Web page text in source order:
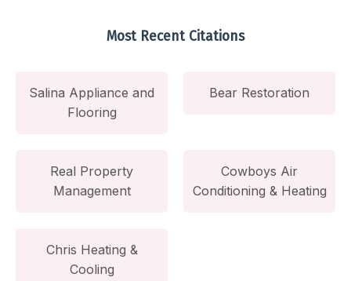
Most Recent Citations
Salina Appliance and
Flooring
Bear Restoration
Real Property
Management
Cowboys Air
Conditioning & Heating
Chris Heating &
Cooling